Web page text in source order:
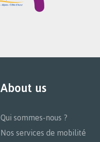
About us
Qui sommes-nous ?
Nos services de mobilité